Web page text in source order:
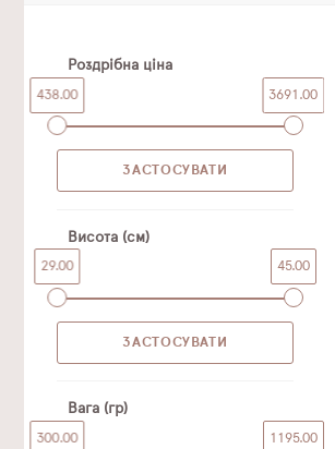
Роздрібна ціна
438.00 3691.00
Висота (см)
29.00 45.00
Вага (гр)
300.00 1195.00